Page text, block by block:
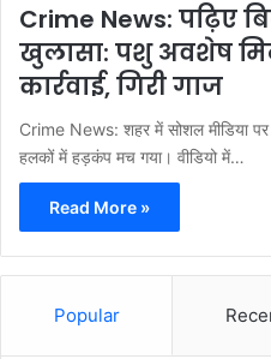
Crime News: पढ़िए
खुलासा: पशु अवशेष
कार्रवाई, गिरी गाज
Crime News: शहर में सोशल मीडिया पर
हलकों में हड़कंप मच गया। वीडियो में…
Read More »
Popular